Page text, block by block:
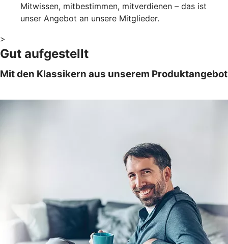
Mitwissen, mitbestimmen, mitverdienen – das ist
unser Angebot an unsere Mitglieder.
>
Gut aufgestellt
Mit den Klassikern aus unserem Produktangebot